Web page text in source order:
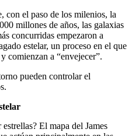
con el paso de los milenios, la
millones de años, las galaxias
concurridas empezaron a
estelar, un proceso en el que
comienzan a “envejecer”.
pueden controlar el
El mapa del James